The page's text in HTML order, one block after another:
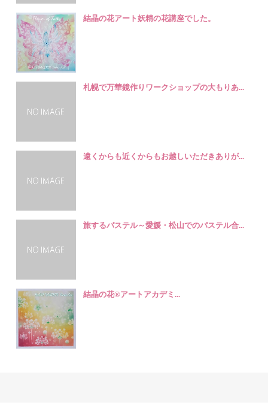
結晶の花アート妖精の花講座でした。
札幌で万華鏡作りワークショップの大もりあ...
遠くからも近くからもお越しいただきありが...
旅するパステル～愛媛・松山でのパステル合...
結晶の花®️アートアカデミ...